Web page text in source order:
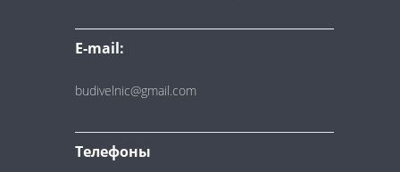
E-mail:
budivelnic@gmail.com
Телефоны